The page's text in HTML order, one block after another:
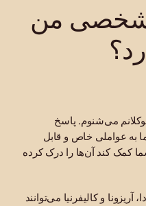
شخصی من
می‌شنوم. پاسخ
به عواملی خاص و قابل
کمک کند آن‌ها را درک کرده
آریزونا و کالیفرنیا می‌توانند